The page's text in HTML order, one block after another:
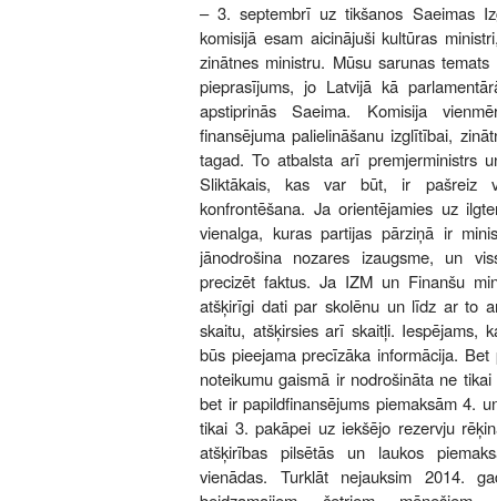
– 3. septembrī uz tikšanos Saeimas
komisijā esam aicinājuši kultūras
zinātnes ministru. Mūsu sarunas
pieprasījums, jo Latvijā kā
apstiprinās Saeima. Komisija
finansējuma palielināšanu izglītībai,
tagad. To atbalsta arī premjerministrs
Sliktākais, kas var būt, ir pašreiz
konfrontēšana. Ja orientējamies uz
vienalga, kuras partijas pārziņā ir
jānodrošina nozares izaugsme, un
precizēt faktus. Ja IZM un Finanšu
atšķirīgi dati par skolēnu un līdz ar to
skaitu, atšķirsies arī skaitļi. Iespējams,
būs pieejama precīzāka informācija.
noteikumu gaismā ir nodrošināta ne
bet ir papildfinansējums piemaksām 4.
tikai 3. pakāpei uz iekšējo rezervju
atšķirības pilsētās un laukos
vienādas. Turklāt nejauksim 2014.